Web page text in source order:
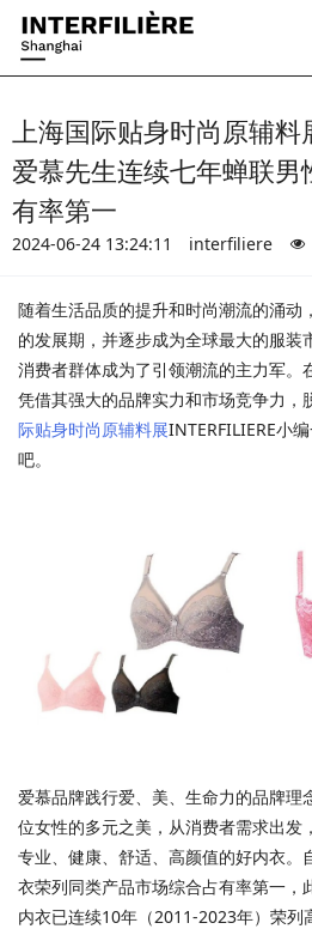
上海国际贴身时尚原辅
爱慕先生连续七年蝉联男
有率第一
2024-06-24 13:24:11 interfiliere
随着生活品质的提升和时尚潮流的涌动
的发展期，并逐步成为全球最大的服装
消费者群体成为了引领潮流的主力军。
凭借其强大的品牌实力和市场竞争力，
际贴身时尚原辅料展INTERFILIERE小
吧。
爱慕品牌践行爱、美、生命力的品牌理
位女性的多元之美，从消费者需求出发
专业、健康、舒适、高颜值的好内衣。
衣荣列同类产品市场综合占有率第一，
内衣已连续10年（2011-2023年）荣列